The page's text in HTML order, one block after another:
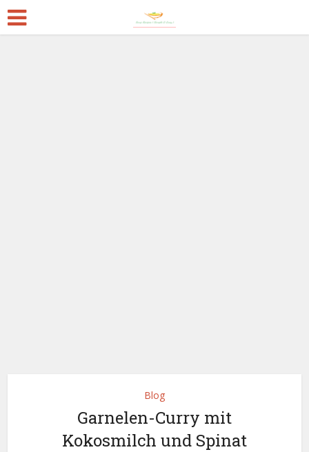
Blog
Garnelen-Curry mit
Kokosmilch und Spinat